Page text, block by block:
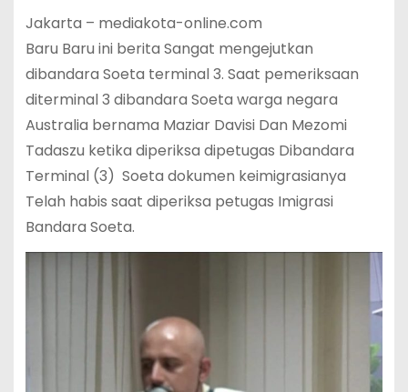
Jakarta – mediakota-online.com
Baru Baru ini berita Sangat mengejutkan
dibandara Soeta terminal 3. Saat pemeriksaan
diterminal 3 dibandara Soeta warga negara
Australia bernama Maziar Davisi Dan Mezomi
Tadaszu ketika diperiksa dipetugas Dibandara
Terminal (3) Soeta dokumen keimigrasianya
Telah habis saat diperiksa petugas Imigrasi
Bandara Soeta.